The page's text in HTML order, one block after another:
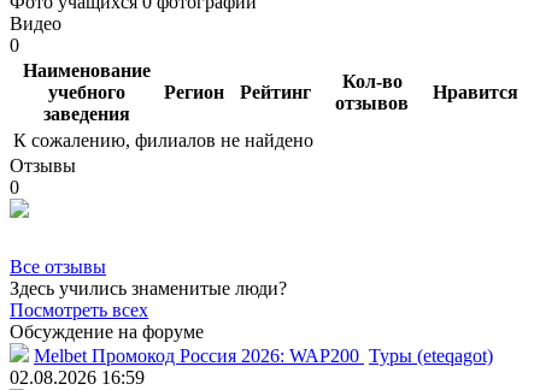
Видео
0
Наименование
учебного
заведения
Регион Рейтинг
Кол-во
отзывов
Нравится
К сожалению, филиалов не найдено
Отзывы
0
Все отзывы
Здесь учились знаменитые люди?
Посмотреть всех
Обсуждение на форуме
Melbet Промокод Россия 2026: WAP200 Туры (eteqagot)
02.08.2026 16:59